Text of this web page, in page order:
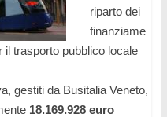
riparto dei
finanziame
il trasporto pubblico locale
gestiti da Busitalia Veneto,
18.169.928 euro